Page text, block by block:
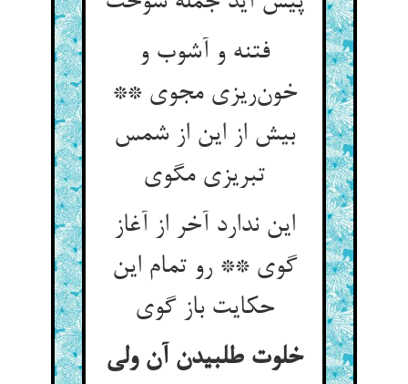
فتنه و آشوب و
خون‌‌ریزی مجوی **
بیش از این از شمس
این ندارد آخر از آغاز
گوی ** رو تمام این
حکایت باز گوی‌‌
خلوت طلبیدن آن ولی